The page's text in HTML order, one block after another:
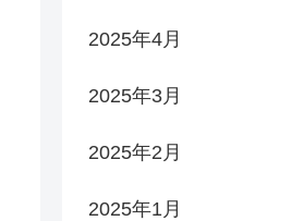
2025年4月
2025年3月
2025年2月
2025年1月